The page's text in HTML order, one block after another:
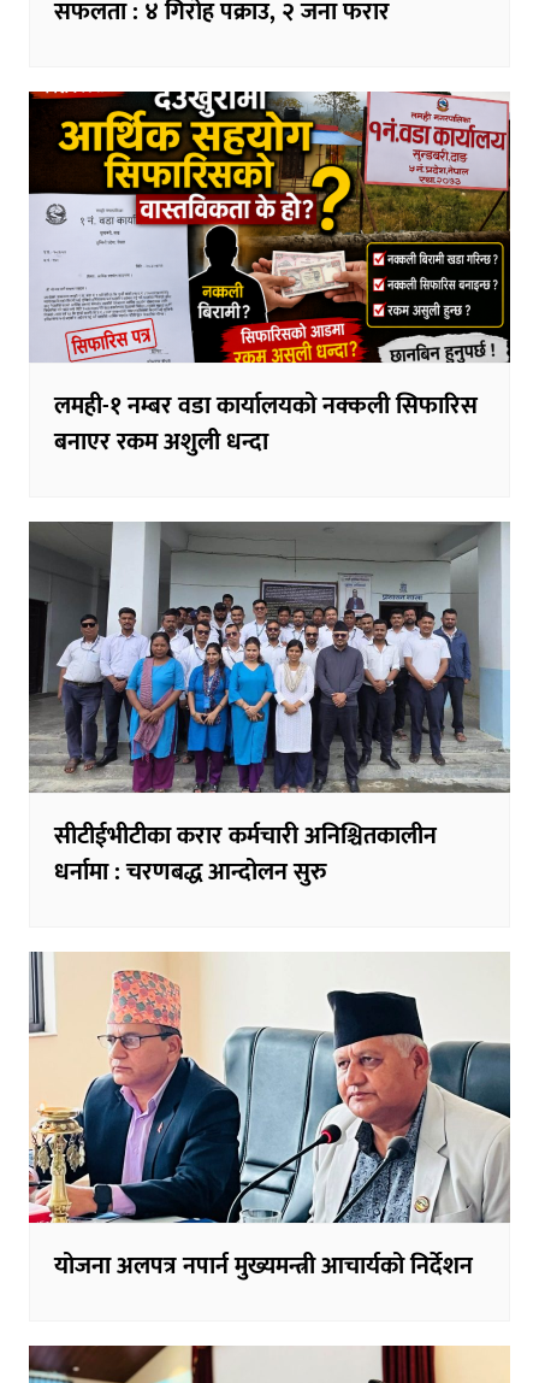
सफलता : ४ गिरोह पक्राउ, २ जना फरार
लमही-१ नम्बर वडा कार्यालयको नक्कली सिफारिस
बनाएर रकम अशुली धन्दा
सीटीईभीटीका करार कर्मचारी अनिश्चितकालीन
धर्नामा : चरणबद्ध आन्दोलन सुरु
योजना अलपत्र नपार्न मुख्यमन्त्री आचार्यको निर्देशन